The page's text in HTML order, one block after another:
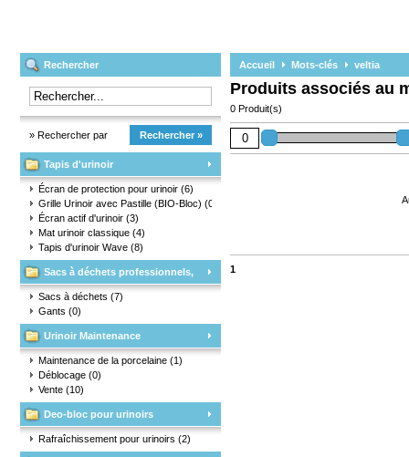
Rechercher
» Rechercher par
marque
Rechercher »
Tapis d'urinoir
Écran de protection pour urinoir (6)
Grille Urinoir avec Pastille (BIO-Bloc) (0)
Écran actif d'urinoir (3)
Mat urinoir classique (4)
Tapis d'urinoir Wave (8)
Sacs à déchets professionnels,
matériaux d'emballage et gants
Sacs à déchets (7)
Gants (0)
Urinoir Maintenance
Maintenance de la porcelaine (1)
Déblocage (0)
Vente (10)
Deo-bloc pour urinoirs
Rafraîchissement pour urinoirs (2)
Accueil Mots-clés veltia
Produits associés au
0 Produit(s)
1